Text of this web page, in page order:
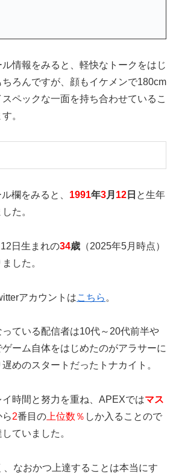
情報をみると、軽快なトークをはじ
ろんですが、顔もイケメンで180cm
ペックな一面を持ち合わせているこ
。
欄をみると、 1991年3月 12 日 と生年
た。
日生まれの34歳 （2025年5月時点）
した。
アカウントはこちら 。
ている配信者は10代～20代前半や
ーム自体をはじめたのがアラサーに
めのスタートだったトナカイト。
時間と努力を重ね、APEXではマス
ら2番目の 上位数％ しか入ることので
していました。
なおかつ上達することは本当にす